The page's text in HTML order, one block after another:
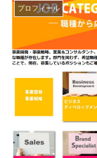
プロフィール